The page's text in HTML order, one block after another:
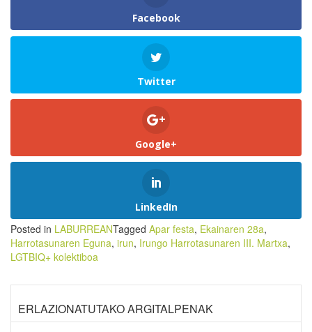
Facebook
Twitter
Google+
LinkedIn
Posted in LABURREANTagged Apar festa, Ekainaren 28a,
Harrotasunaren Eguna, irun, Irungo Harrotasunaren III. Martxa,
LGTBIQ+ kolektiboa
ERLAZIONATUTAKO ARGITALPENAK